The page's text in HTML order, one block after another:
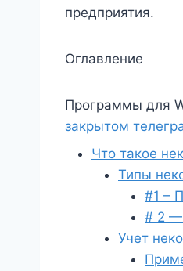
предприятия.
Оглавление
Программы для
закрытом
Что такое
Типы
#1 –
# 2 —
Учет